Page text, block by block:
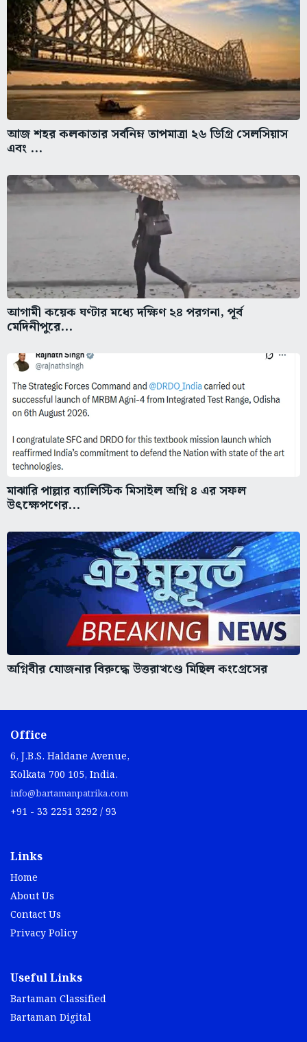
আজ শহর কলকাতার সর্বনিম্ন তাপমাত্রা ২৬ ডিগ্রি সেলসিয়াস
এবং ...
আগামী কয়েক ঘণ্টার মধ্যে দক্ষিণ ২৪ পরগনা, পূর্ব
মেদিনীপুরে...
মাঝারি পাল্লার ব্যালিস্টিক মিসাইল অগ্নি ৪ এর সফল
উৎক্ষেপণের...
অগ্নিবীর যোজনার বিরুদ্ধে উত্তরাখণ্ডে মিছিল কংগ্রেসের
Office
6, J.B.S. Haldane Avenue,
Kolkata 700 105, India.
info@bartamanpatrika.com
+91 - 33 2251 3292 / 93
Links
Home
About Us
Contact Us
Privacy Policy
Useful Links
Bartaman Classified
Bartaman Digital